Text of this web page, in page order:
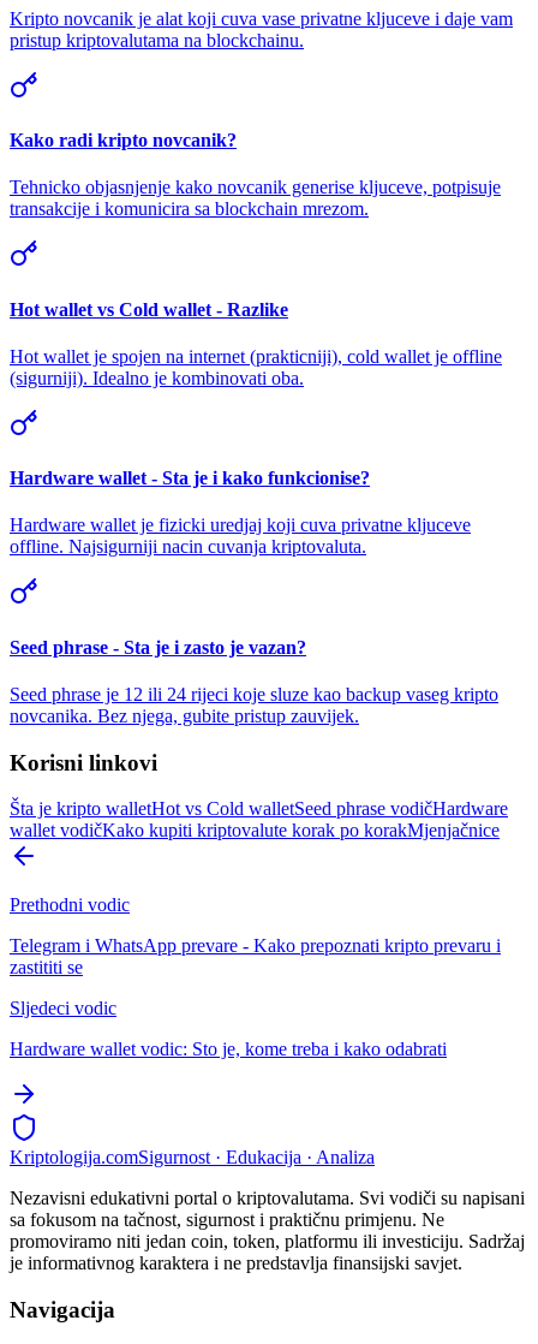
Kripto novcanik je alat koji cuva vase privatne kljuceve i daje vam
pristup kriptovalutama na blockchainu.
Kako radi kripto novcanik?
Tehnicko objasnjenje kako novcanik generise kljuceve, potpisuje
transakcije i komunicira sa blockchain mrezom.
Hot wallet vs Cold wallet - Razlike
Hot wallet je spojen na internet (prakticniji), cold wallet je offline
(sigurniji). Idealno je kombinovati oba.
Hardware wallet - Sta je i kako funkcionise?
Hardware wallet je fizicki uredjaj koji cuva privatne kljuceve
offline. Najsigurniji nacin cuvanja kriptovaluta.
Seed phrase - Sta je i zasto je vazan?
Seed phrase je 12 ili 24 rijeci koje sluze kao backup vaseg kripto
novcanika. Bez njega, gubite pristup zauvijek.
Korisni linkovi
Šta je kripto walletHot vs Cold walletSeed phrase vodičHardware
wallet vodičKako kupiti kriptovalute korak po korakMjenjačnice
Prethodni vodic
Telegram i WhatsApp prevare - Kako prepoznati kripto prevaru i
zastititi se
Sljedeci vodic
Hardware wallet vodic: Sto je, kome treba i kako odabrati
Kriptologija.comSigurnost · Edukacija · Analiza
Nezavisni edukativni portal o kriptovalutama. Svi vodiči su napisani
sa fokusom na tačnost, sigurnost i praktičnu primjenu. Ne
promoviramo niti jedan coin, token, platformu ili investiciju. Sadržaj
je informativnog karaktera i ne predstavlja finansijski savjet.
Navigacija